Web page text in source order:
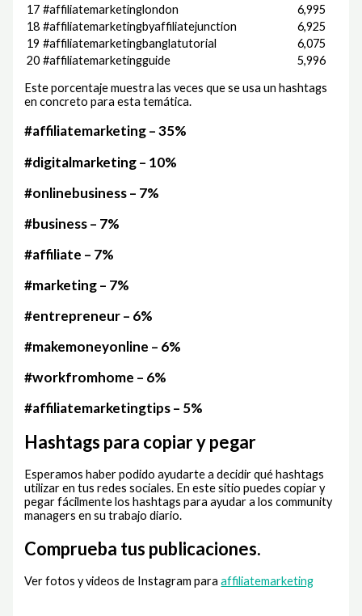
17 #affiliatemarketinglondon
6,995
18 #affiliatemarketingbyaffiliatejunction
6,925
19 #affiliatemarketingbanglatutorial
6,075
20 #affiliatemarketingguide 5,996
Este porcentaje muestra las veces que se usa un hashtags
en concreto para esta temática.
#affiliatemarketing – 35%
#digitalmarketing – 10%
#onlinebusiness – 7%
#business – 7%
#affiliate – 7%
#marketing – 7%
#entrepreneur – 6%
#makemoneyonline – 6%
#workfromhome – 6%
#affiliatemarketingtips – 5%
Hashtags para copiar y pegar
Esperamos haber podido ayudarte a decidir qué hashtags
utilizar en tus redes sociales. En este sitio puedes copiar y
pegar fácilmente los hashtags para ayudar a los community
managers en su trabajo diario.
Comprueba tus publicaciones.
Ver fotos y videos de Instagram paraaffiliatemarketing